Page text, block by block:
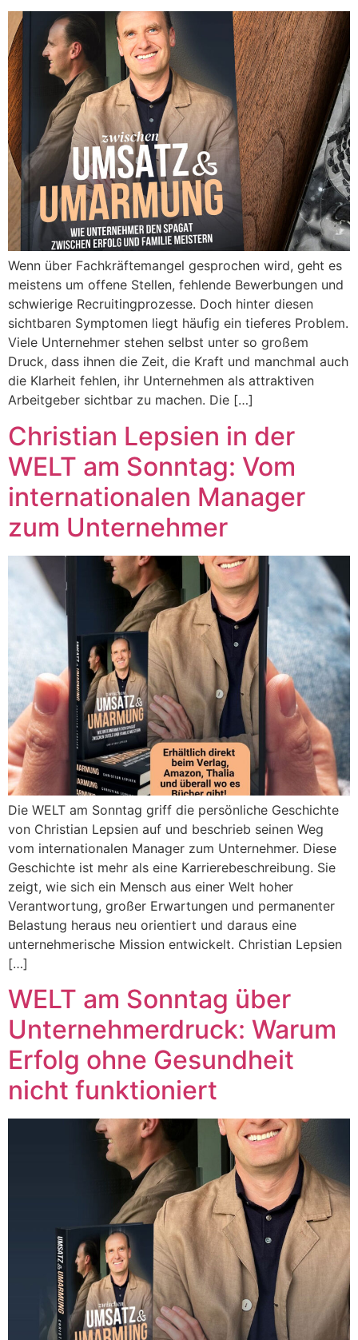
Wenn über Fachkräftemangel gesprochen wird, geht es
meistens um offene Stellen, fehlende Bewerbungen und
schwierige Recruitingprozesse. Doch hinter diesen
sichtbaren Symptomen liegt häufig ein tieferes Problem.
Viele Unternehmer stehen selbst unter so großem
Druck, dass ihnen die Zeit, die Kraft und manchmal auch
die Klarheit fehlen, ihr Unternehmen als attraktiven
Arbeitgeber sichtbar zu machen. Die […]
Christian Lepsien in der
WELT am Sonntag: Vom
internationalen Manager
zum Unternehmer
Die WELT am Sonntag griff die persönliche Geschichte
von Christian Lepsien auf und beschrieb seinen Weg
vom internationalen Manager zum Unternehmer. Diese
Geschichte ist mehr als eine Karrierebeschreibung. Sie
zeigt, wie sich ein Mensch aus einer Welt hoher
Verantwortung, großer Erwartungen und permanenter
Belastung heraus neu orientiert und daraus eine
unternehmerische Mission entwickelt. Christian Lepsien
[…]
WELT am Sonntag über
Unternehmerdruck: Warum
Erfolg ohne Gesundheit
nicht funktioniert